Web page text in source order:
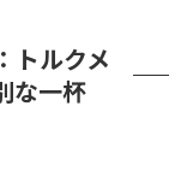
トルクメ
な一杯